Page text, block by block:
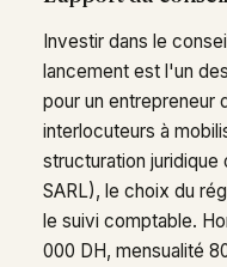
Investir dans le
lancement est l'un
pour un entrepreneur
interlocuteurs à
structuration
SARL), le choix du
le suivi comptable.
000 DH, mensualité